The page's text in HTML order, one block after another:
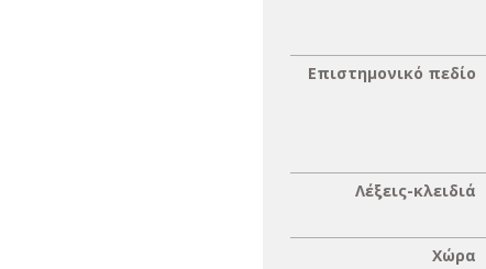
Επιστημονικό πεδίο
Λέξεις-κλειδιά
Χώρα